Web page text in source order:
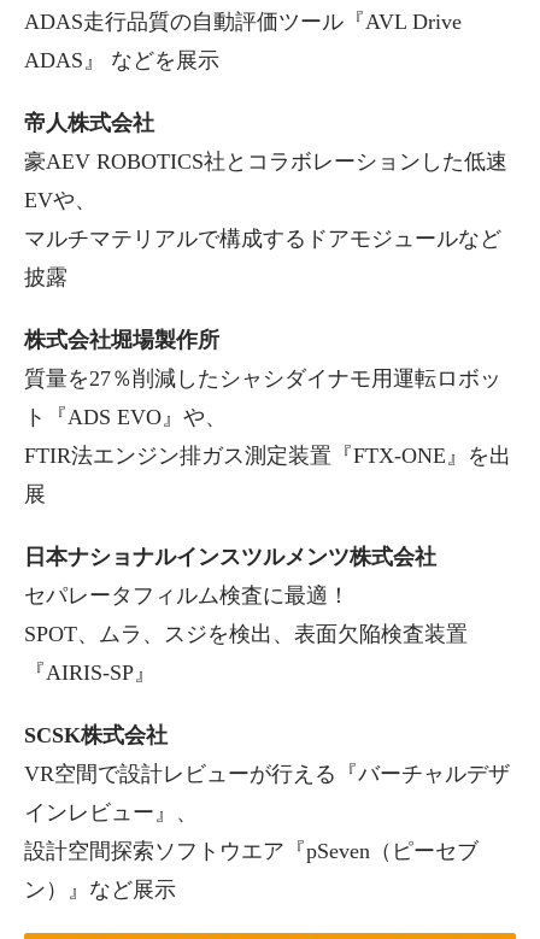
ADAS走行品質の自動評価ツール『AVL Drive
ADAS』 などを展示
帝人株式会社
豪AEV ROBOTICS社とコラボレーションした低速
EVや、
マルチマテリアルで構成するドアモジュールなど
披露
株式会社堀場製作所
質量を27％削減したシャシダイナモ用運転ロボッ
ト『ADS EVO』や、
FTIR法エンジン排ガス測定装置『FTX-ONE』を出
展
日本ナショナルインスツルメンツ株式会社
セパレータフィルム検査に最適！
SPOT、ムラ、スジを検出、表面欠陥検査装置
『AIRIS-SP』
SCSK株式会社
VR空間で設計レビューが行える『バーチャルデザ
インレビュー』、
設計空間探索ソフトウエア『pSeven（ピーセブ
ン）』など展示